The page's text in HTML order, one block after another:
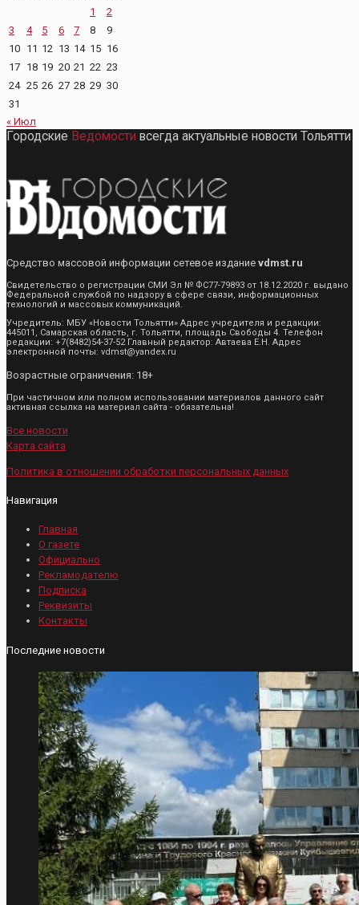
1
2
3
4 5 6 7 8
9
10 11 12 13 14 15 16
17 18 19 20 21 22 23
24 25 26 27 28 29 30
31
« Июл
Городские Ведомости всегда актуальные новости Тольятти
Средство массовой информации сетевое издание vdmst.ru
Свидетельство о регистрации СМИ Эл № ФС77-79893 от 18.12.2020 г. выдано
Федеральной службой по надзору в сфере связи, информационных
технологий и массовых коммуникаций.
Учредитель: МБУ «Новости Тольятти» Адрес учредителя и редакции:
445011, Самарская область, г. Тольятти, площадь Свободы 4. Телефон
редакции: +7(8482)54-37-52 Главный редактор: Автаева Е.Н. Адрес
электронной почты: vdmst@yandex.ru
Возрастные ограничения: 18+
При частичном или полном использовании материалов данного сайт
активная ссылка на материал сайта - обязательна!
Все новости
Карта сайта
Политика в отношении обработки персональных данных
Навигация
Главная
О газете
Официально
Рекламодателю
Подписка
Реквизиты
Контакты
Последние новости